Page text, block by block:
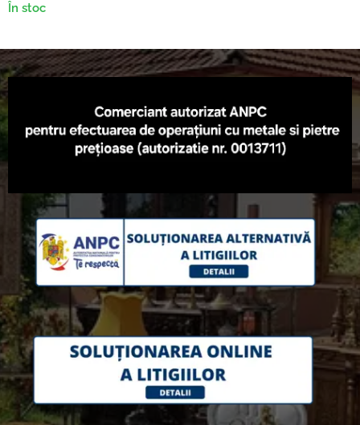
În stoc